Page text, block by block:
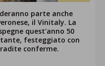
parte anche
il Vinitaly. La
quest'anno 50
festeggiato con
conferme.